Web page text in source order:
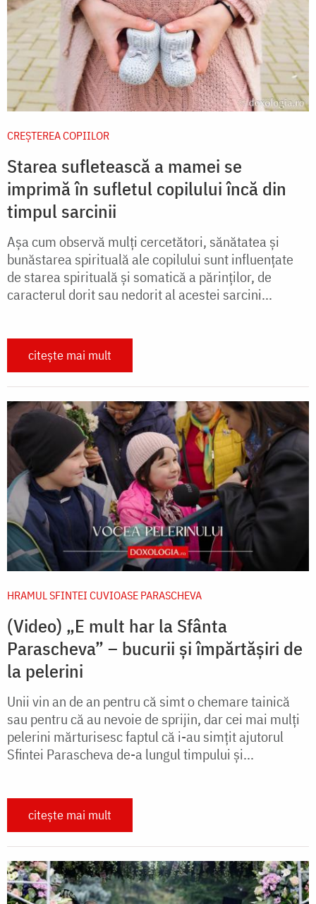
CREŞTEREA COPIILOR
Starea sufletească a mamei se
imprimă în sufletul copilului încă din
timpul sarcinii
Așa cum observă mulți cercetători, sănătatea și
bunăstarea spirituală ale copilului sunt influențate
de starea spirituală și somatică a părinților, de
caracterul dorit sau nedorit al acestei sarcini...
citește mai mult
HRAMUL SFINTEI CUVIOASE PARASCHEVA
(Video) „E mult har la Sfânta
Parascheva” – bucurii și împărtășiri de
la pelerini
Unii vin an de an pentru că simt o chemare tainică
sau pentru că au nevoie de sprijin, dar cei mai mulți
pelerini mărturisesc faptul că i-au simțit ajutorul
Sfintei Parascheva de-a lungul timpului și...
citește mai mult